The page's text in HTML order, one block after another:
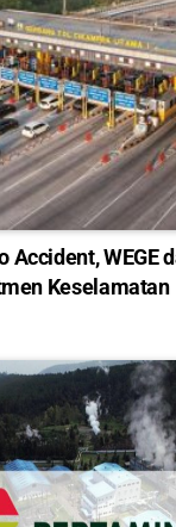
Accident, WEGE
Keselamatan